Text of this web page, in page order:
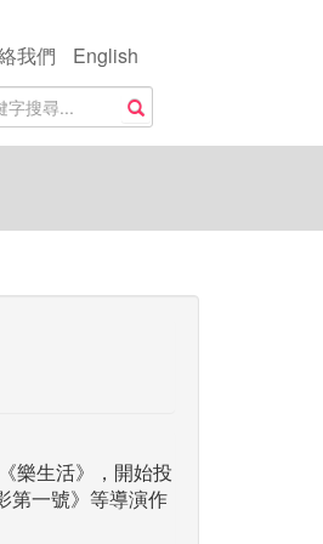
我們
English
搜尋
樂生活》，開始投
第一號》等導演作